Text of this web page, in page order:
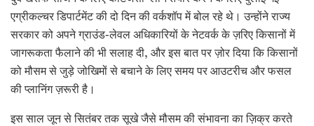
एग्रीकल्चर डिपार्टमेंट की दो दिन की वर्कशॉप में बोल रहे थे। उन्होंने राज्य
सरकार को अपने ग्राउंड-लेवल अधिकारियों के नेटवर्क के ज़रिए किसानों में
जागरूकता फैलाने की भी सलाह दी, और इस बात पर ज़ोर दिया कि किसानों
को मौसम से जुड़े जोखिमों से बचाने के लिए समय पर आउटरीच और फसल
की प्लानिंग ज़रूरी है।
इस साल जून से सितंबर तक सूखे जैसे मौसम की संभावना का ज़िक्र करते